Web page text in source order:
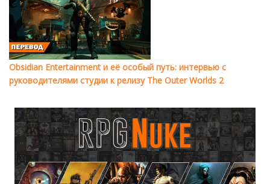
Obsidian Entertainment и её особый путь: интервью с
руководителями студии к релизу The Outer Worlds 2